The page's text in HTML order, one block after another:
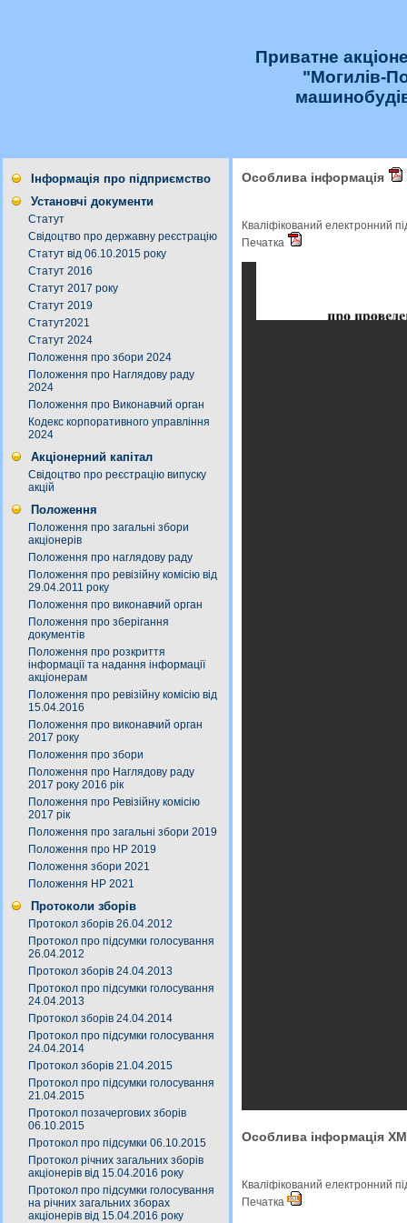
Приватне
"Могилів-
Інформація про підприємство
Установчі документи
Статут
Свідоцтво про державну реєстрацію
Статут від 06.10.2015 року
Статут 2016
Статут 2017 року
Статут 2019
Статут2021
Статут 2024
Положення про збори 2024
Положення про Наглядову раду
2024
Положення про Виконавчий орган
Кодекс корпоративного управління
2024
Акціонерний капітал
Свідоцтво про реєстрацію випуску
акцій
Положення
Положення про загальні збори
акціонерів
Положення про наглядову раду
Положення про ревізійну комісію від
29.04.2011 року
Положення про виконавчий орган
Положення про зберігання
документів
Положення про розкриття
інформації та надання інформації
акціонерам
Положення про ревізійну комісію від
15.04.2016
Положення про виконавчий орган
2017 року
Положення про збори
Положення про Наглядову раду
2017 року 2016 рік
Положення про Ревізійну комісію
2017 рік
Положення про загальні збори 2019
Положення про НР 2019
Положення збори 2021
Положення НР 2021
Протоколи зборів
Протокол зборів 26.04.2012
Протокол про підсумки голосування
26.04.2012
Протокол зборів 24.04.2013
Протокол про підсумки голосування
24.04.2013
Протокол зборів 24.04.2014
Протокол про підсумки голосування
24.04.2014
Протокол зборів 21.04.2015
Протокол про підсумки голосування
21.04.2015
Протокол позачергових зборів
06.10.2015
Протокол про підсумки 06.10.2015
Протокол річних загальних зборів
акціонерів від 15.04.2016 року
Протокол про підсумки голосування
на річних загальних зборах
акціонерів від 15.04.2016 року
Особлива інформація
Кваліфікований електронний
Печатка
Особлива інформація
Кваліфікований електронний
Печатка